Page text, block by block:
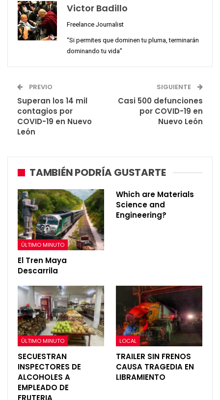
Victor Badillo
Freelance Journalist
“Si permites que dominen tu pluma, terminarán
dominando tu vida”
PREVIO
Superan los 14 mil
contagios por
COVID-19 en Nuevo
León
SIGUIENTE
Casi 500 defunciones
por COVID-19 en
Nuevo León
TAMBIÉN PODRÍA GUSTARTE
ÚLTIMO MINUTO
El Tren Maya
Descarrila
Which are Materials
Science and
Engineering?
ÚLTIMO MINUTO
SECUESTRAN
INSPECTORES DE
ALCOHOLES A
EMPLEADO DE
FRUTERIA
LOCAL
TRAILER SIN FRENOS
CAUSA TRAGEDIA EN
LIBRAMIENTO